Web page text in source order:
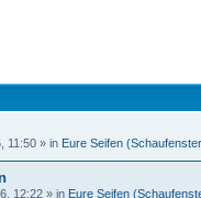
11:50 » in Eure Seifen
12:22 » in Eure Seifen